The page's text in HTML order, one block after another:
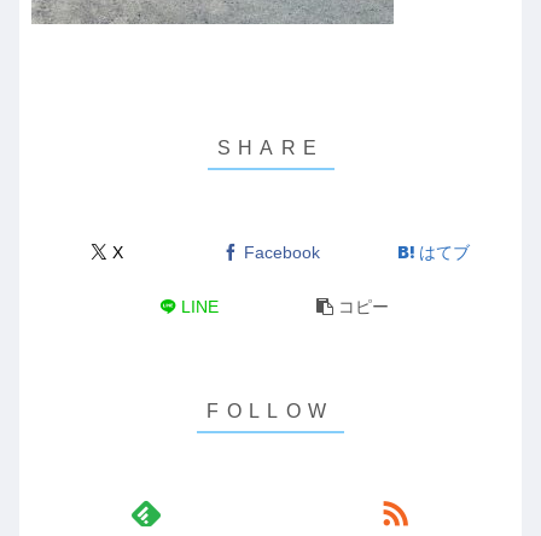
X Facebook はてブ
LINE コピー